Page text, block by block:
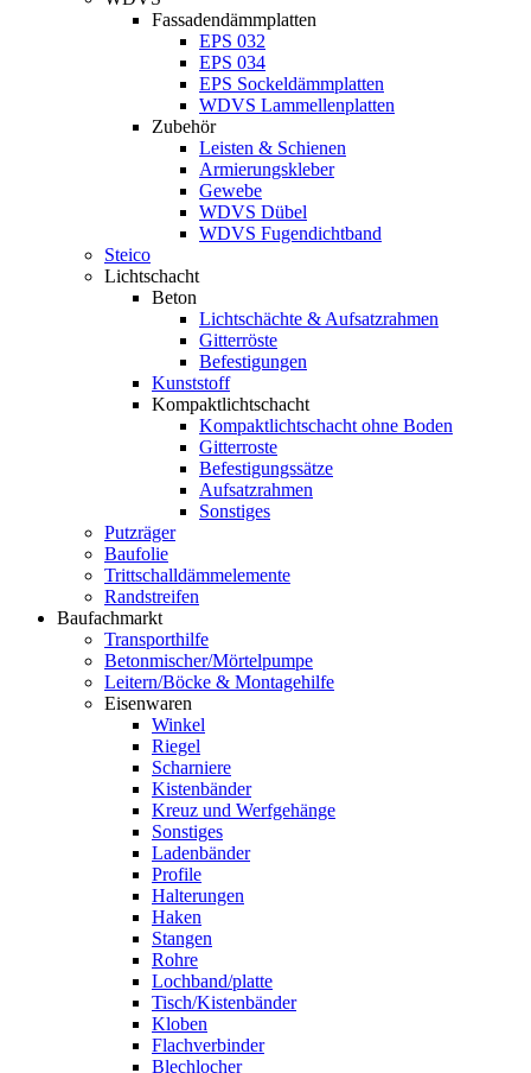
Fassadendämmplatten
EPS 032
EPS 034
EPS Sockeldämmplatten
WDVS Lammellenplatten
Zubehör
Leisten & Schienen
Armierungskleber
Gewebe
WDVS Dübel
WDVS Fugendichtband
Steico
Lichtschacht
Beton
Lichtschächte & Aufsatzrahmen
Gitterröste
Befestigungen
Kunststoff
Kompaktlichtschacht
Kompaktlichtschacht ohne Boden
Gitterroste
Befestigungssätze
Aufsatzrahmen
Sonstiges
Putzräger
Baufolie
Trittschalldämmelemente
Randstreifen
Baufachmarkt
Transporthilfe
Betonmischer/Mörtelpumpe
Leitern/Böcke & Montagehilfe
Eisenwaren
Winkel
Riegel
Scharniere
Kistenbänder
Kreuz und Werfgehänge
Sonstiges
Ladenbänder
Profile
Halterungen
Haken
Stangen
Rohre
Lochband/platte
Tisch/Kistenbänder
Kloben
Flachverbinder
Blechlocher